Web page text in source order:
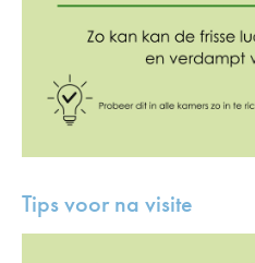
Tips voor na visite